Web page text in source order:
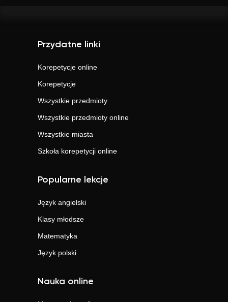
Przydatne linki
Korepetycje online
Korepetycje
Wszystkie przedmioty
Wszystkie przedmioty online
Wszystkie miasta
Szkoła korepetycji online
Popularne lekcje
Język angielski
Klasy młodsze
Matematyka
Język polski
Nauka online